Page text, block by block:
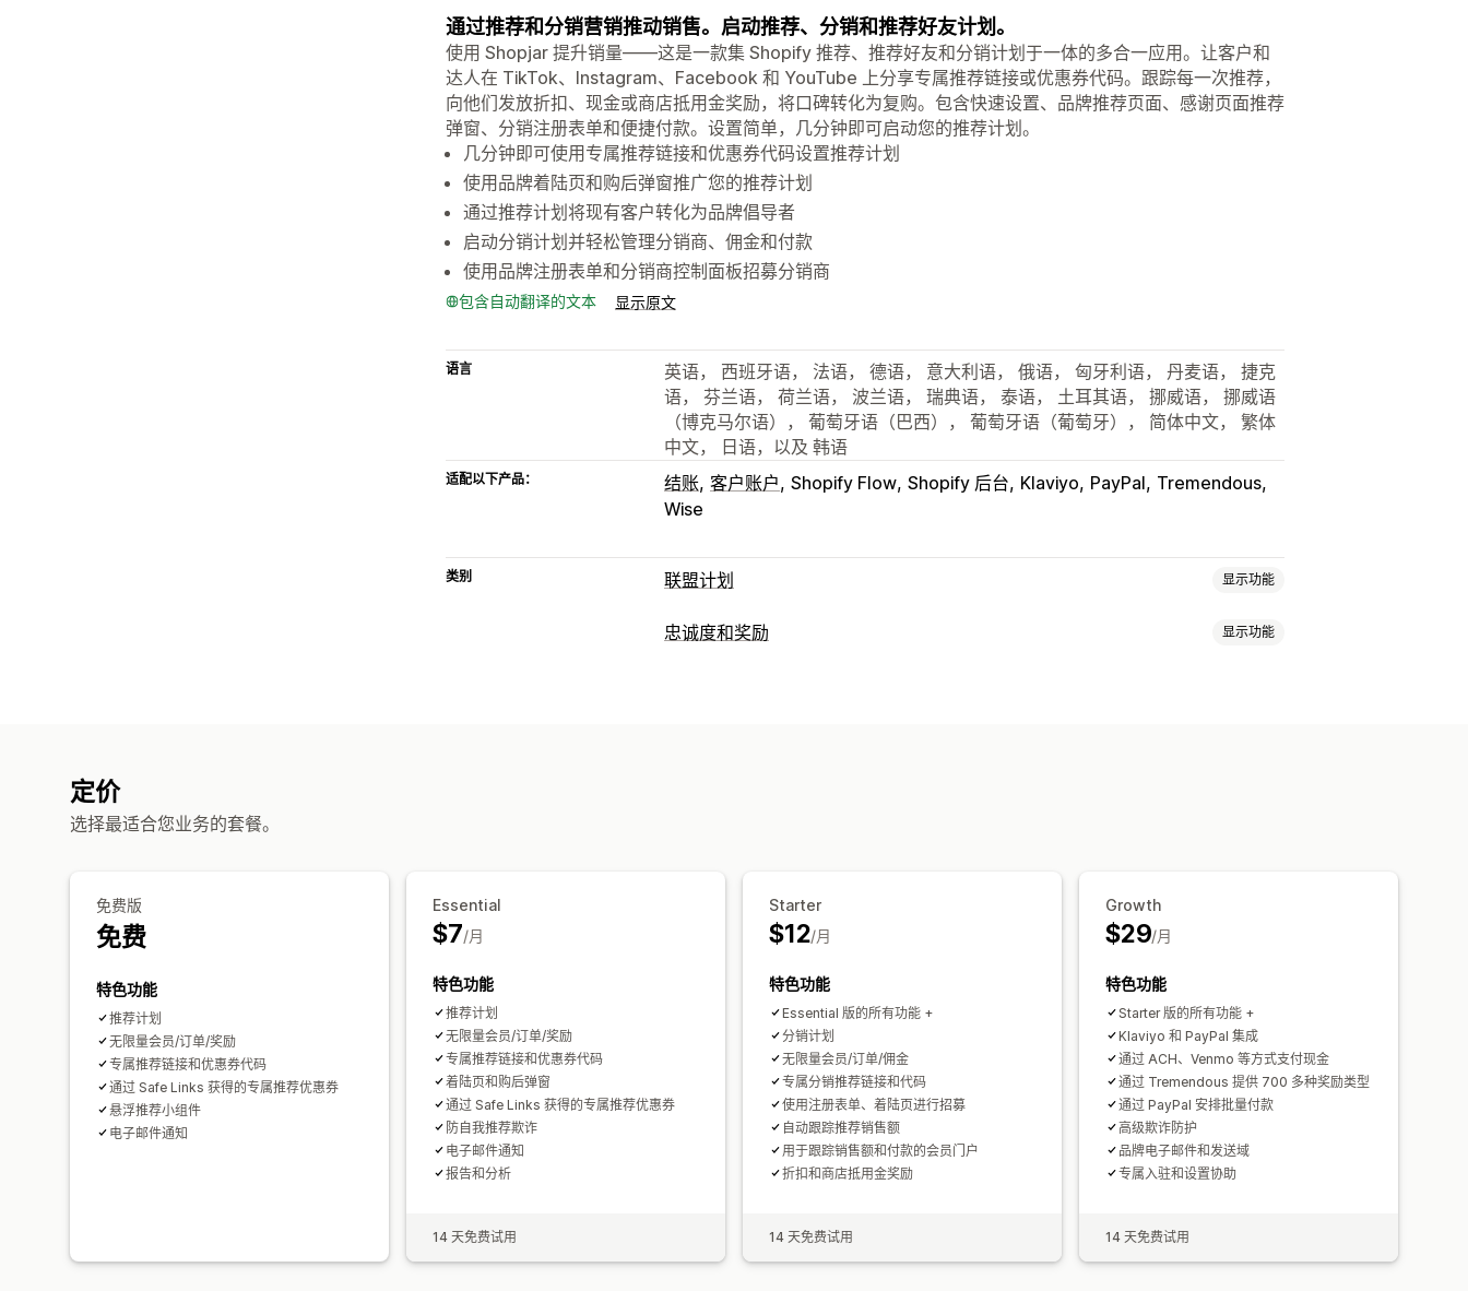
通过推荐和分销营销推动销售。启动推荐、分销和推荐好友计划。
使用 Shopjar 提升销量——这是一款集 Shopify 推荐、推荐好友和分销计划于一体的多合一应用。让客户和
达人在 TikTok、Instagram、Facebook 和 YouTube 上分享专属推荐链接或优惠券代码。跟踪每一次推荐，
向他们发放折扣、现金或商店抵用金奖励，将口碑转化为复购。包含快速设置、品牌推荐页面、感谢页面推荐
弹窗、分销注册表单和便捷付款。设置简单，几分钟即可启动您的推荐计划。
几分钟即可使用专属推荐链接和优惠券代码设置推荐计划
使用品牌着陆页和购后弹窗推广您的推荐计划
通过推荐计划将现有客户转化为品牌倡导者
启动分销计划并轻松管理分销商、佣金和付款
使用品牌注册表单和分销商控制面板招募分销商
包含自动翻译的文本 显示原文
语言
英语， 西班牙语， 法语， 德语， 意大利语， 俄语， 匈牙利语， 丹麦语， 捷克
语， 芬兰语， 荷兰语， 波兰语， 瑞典语， 泰语， 土耳其语， 挪威语， 挪威语
（博克马尔语）， 葡萄牙语（巴西）， 葡萄牙语（葡萄牙）， 简体中文， 繁体
中文， 日语，以及 韩语
适配以下产品： 结账 客户账户 Shopify Flow Shopify 后台 Klaviyo PayPal Tremendous
Wise
类别 联盟计划 显示功能
佣金选项
自动支付 批量收款 预定收款
忠诚度和奖励 显示功能
定价
选择最适合您业务的套餐。
免费版
免费
特色功能
推荐计划
无限量会员/订单/奖励
专属推荐链接和优惠券代码
通过 Safe Links 获得的专属推荐优惠券
悬浮推荐小组件
电子邮件通知
Essential
$7/月
特色功能
推荐计划
无限量会员/订单/奖励
专属推荐链接和优惠券代码
着陆页和购后弹窗
通过 Safe Links 获得的专属推荐优惠券
防自我推荐欺诈
电子邮件通知
报告和分析
14 天免费试用
Starter
$12/月
特色功能
Essential 版的所有功能 +
分销计划
无限量会员/订单/佣金
专属分销推荐链接和代码
使用注册表单、着陆页进行招募
自动跟踪推荐销售额
用于跟踪销售额和付款的会员门户
折扣和商店抵用金奖励
14 天免费试用
Growth
$29/月
特色功能
Starter 版的所有功能 +
Klaviyo 和 PayPal 集成
通过 ACH、Venmo 等方式支付现金
通过 Tremendous 提供 700 多种奖励类型
通过 PayPal 安排批量付款
高级欺诈防护
品牌电子邮件和发送域
专属入驻和设置协助
14 天免费试用